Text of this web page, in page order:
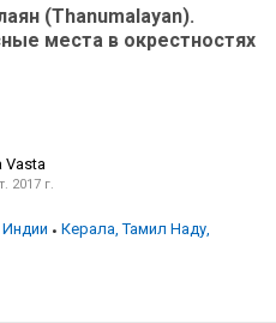
(Thanumalayan).
места в окрестностях
Vasta
2017 г.
Керала, Тамил Наду,